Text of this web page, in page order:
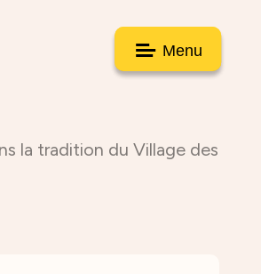
Menu
la tradition du Village des